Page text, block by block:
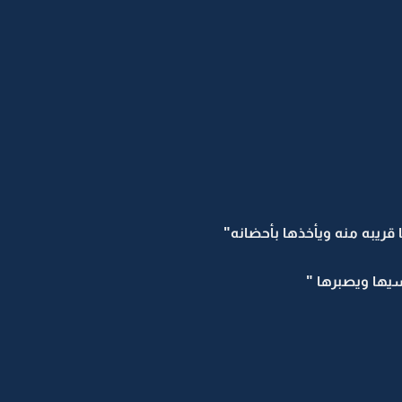
منه ويأخذها بأحضانه"
ويصبرها "